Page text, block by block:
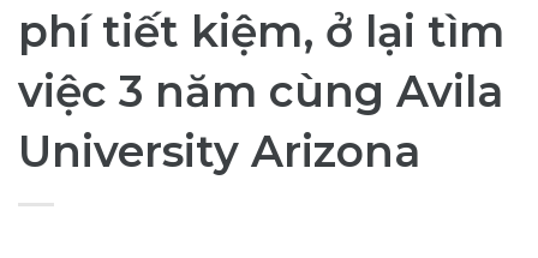
phí tiết kiệm, ở lại tìm
việc 3 năm cùng Avila
University Arizona